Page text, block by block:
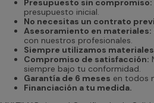
Presupuesto sin compromiso:
presupuesto inicial.
No necesitas un contrato
Asesoramiento en materiales:
con nuestros profesionales.
Siempre utilizamos
Compromiso de satisfacción:
siempre bajo tu conformidad.
Garantía de 6 meses en todos
Financiación a tu medida.